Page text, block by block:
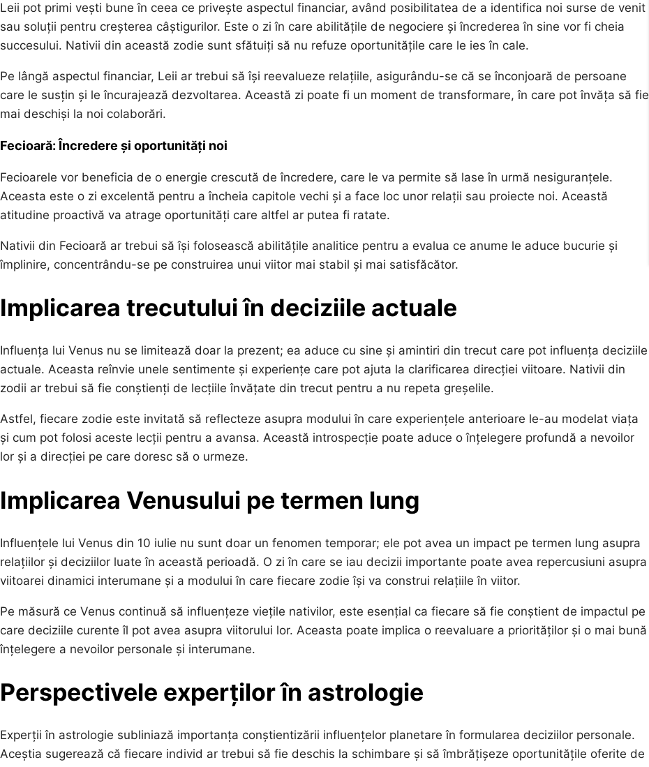
Leii pot primi vești bune în ceea ce privește aspectul financiar, având posibilitatea de a identifica noi surse de venit
sau soluții pentru creșterea câștigurilor. Este o zi în care abilitățile de negociere și încrederea în sine vor fi cheia
succesului. Nativii din această zodie sunt sfătuiți să nu refuze oportunitățile care le ies în cale.
Pe lângă aspectul financiar, Leii ar trebui să își reevalueze relațiile, asigurându-se că se înconjoară de persoane
care le susțin și le încurajează dezvoltarea. Această zi poate fi un moment de transformare, în care pot învăța să fie
mai deschiși la noi colaborări.
Fecioară: Încredere și oportunități noi
Fecioarele vor beneficia de o energie crescută de încredere, care le va permite să lase în urmă nesiguranțele.
Aceasta este o zi excelentă pentru a încheia capitole vechi și a face loc unor relații sau proiecte noi. Această
atitudine proactivă va atrage oportunități care altfel ar putea fi ratate.
Nativii din Fecioară ar trebui să își folosească abilitățile analitice pentru a evalua ce anume le aduce bucurie și
împlinire, concentrându-se pe construirea unui viitor mai stabil și mai satisfăcător.
Implicarea trecutului în deciziile actuale
Influența lui Venus nu se limitează doar la prezent; ea aduce cu sine și amintiri din trecut care pot influența deciziile
actuale. Aceasta reînvie unele sentimente și experiențe care pot ajuta la clarificarea direcției viitoare. Nativii din
zodii ar trebui să fie conștienți de lecțiile învățate din trecut pentru a nu repeta greșelile.
Astfel, fiecare zodie este invitată să reflecteze asupra modului în care experiențele anterioare le-au modelat viața
și cum pot folosi aceste lecții pentru a avansa. Această introspecție poate aduce o înțelegere profundă a nevoilor
lor și a direcției pe care doresc să o urmeze.
Implicarea Venusului pe termen lung
Influențele lui Venus din 10 iulie nu sunt doar un fenomen temporar; ele pot avea un impact pe termen lung asupra
relațiilor și deciziilor luate în această perioadă. O zi în care se iau decizii importante poate avea repercusiuni asupra
viitoarei dinamici interumane și a modului în care fiecare zodie își va construi relațiile în viitor.
Pe măsură ce Venus continuă să influențeze viețile nativilor, este esențial ca fiecare să fie conștient de impactul pe
care deciziile curente îl pot avea asupra viitorului lor. Aceasta poate implica o reevaluare a priorităților și o mai bună
înțelegere a nevoilor personale și interumane.
Perspectivele experților în astrologie
Experții în astrologie subliniază importanța conștientizării influențelor planetare în formularea deciziilor personale.
Aceștia sugerează că fiecare individ ar trebui să fie deschis la schimbare și să îmbrățișeze oportunitățile oferite de